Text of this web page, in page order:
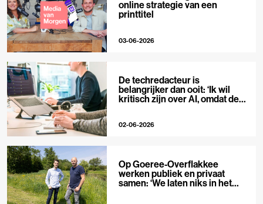
online strategie van een
printtitel
03-06-2026
De techredacteur is
belangrijker dan ooit: ‘Ik wil
kritisch zijn over AI, omdat de
02-06-2026
Op Goeree-Overflakkee
werken publiek en privaat
samen: ‘We laten niks in het